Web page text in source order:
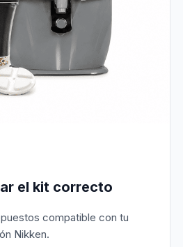
el kit correcto
compatible con tu
Nikken.